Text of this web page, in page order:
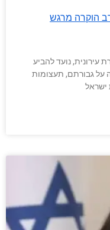
הוקרה מרגש
עירונית, נועד להביע
על גבורתם, תעצומות
ישראל